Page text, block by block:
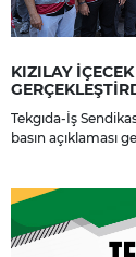
KIZILAY
Tekgıda-İş
basın açıklaması